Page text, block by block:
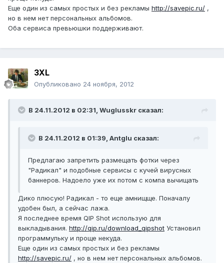
Еще один из самых простых и без рекламы http://savepic.ru/ ,
но в нем нет персональных альбомов.
Оба сервиса превьюшки поддерживают.
3XL
Опубликовано 24 ноября, 2012
В 24.11.2012 в 02:31, Wuglusskr сказал:
В 24.11.2012 в 01:39, Antglu сказал:
Предлагаю запретить размещать фотки через
"Радикал" и подобные сервисы с кучей вирусных
баннеров. Надоело уже их потом с компа вычищать
Дико плюсую! Радикал - то еще амнищще. Поначалу
удобен был, а сейчас лажа.
Я последнее время QIP Shot использую для
выкладывания. http://qip.ru/download_qipshot Установил
программульку и проще некуда.
Еще один из самых простых и без рекламы
http://savepic.ru/ , но в нем нет персональных альбомов.